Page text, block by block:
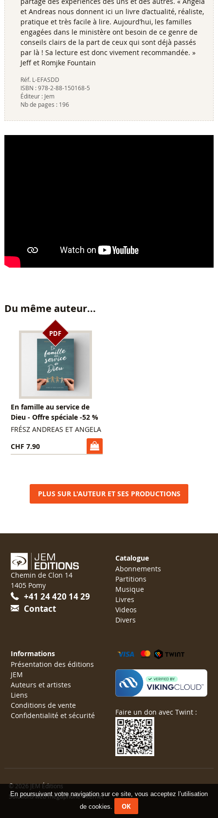
En poursuivant votre navigation sur ce site, vous acceptez l’utilisation
de cookies.
OK
et Andreas nous donnent ici un livre d’actualité, réaliste,
pratique et très facile à lire. Aujourd’hui, les familles
engagées dans le ministère ont besoin de ce genre de
conseils clairs de la part de ceux qui sont déjà passés
par là ! Sa lecture est donc vivement recommandée. »
Jeff et Romjke Fountain
Réf. L-EFASDD
ISBN : 978-2-88-150168-5
Éditeur : Jem
Nb de pages : 196
Du même auteur...
PDF
En famille au service de
Dieu - Offre spéciale -52 %
FRÉSZ ANDREAS ET ANGELA
CHF 7.90
PLUS SUR L'AUTEUR ET SES PRODUCTIONS
Chemin de Clon 14
1405 Pomy
+41 24 420 14 29
Contact
Catalogue
Abonnements
Partitions
Musique
Livres
Videos
Divers
Informations
Présentation des éditions
JEM
Auteurs et artistes
Liens
Conditions de vente
Confidentialité et sécurité
Faire un don avec Twint :
© 2026 JEM Éditions
Solutions web mégaphone-internet